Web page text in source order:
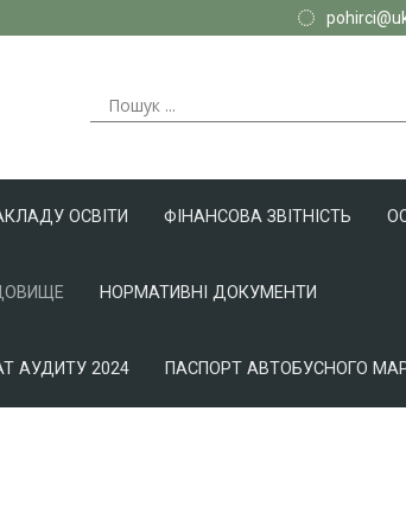
ОСВІТИ ФІНАНСОВА ЗВІТНІСТЬ
НОРМАТИВНІ ДОКУМЕНТИ
АУДИТУ 2024 ПАСПОРТ АВТОБУСНОГО